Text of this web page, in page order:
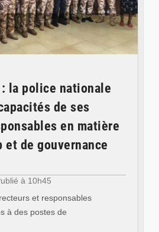
: la police nationale
de ses
en matière
et de gouvernance
à 10h45
et responsables
à des postes de